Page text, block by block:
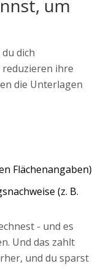
um
dich
ihre
die Unterlagen
Flächenangaben)
(z. B.
- und es
Und das zahlt
und du sparst